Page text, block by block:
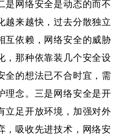
是网络安全是动态的而不
越来越快，过去分散独立
互依赖，网络安全的威胁
，那种依靠装几个安全设
全的想法已不合时宜，需
理念。三是网络安全是开
立足开放环境，加强对外
，吸收先进技术，网络安